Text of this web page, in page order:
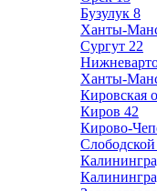
Бузулук 8
Ханты-
Сургут 22
Ханты-
Кировская
Киров 42
Кирово-
Слободской